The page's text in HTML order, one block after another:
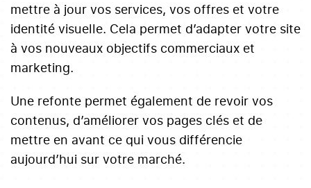
mettre à jour vos services, vos offres et votre
identité visuelle. Cela permet d’adapter votre site
à vos nouveaux objectifs commerciaux et
marketing.
Une refonte permet également de revoir vos
contenus, d’améliorer vos pages clés et de
mettre en avant ce qui vous différencie
aujourd’hui sur votre marché.